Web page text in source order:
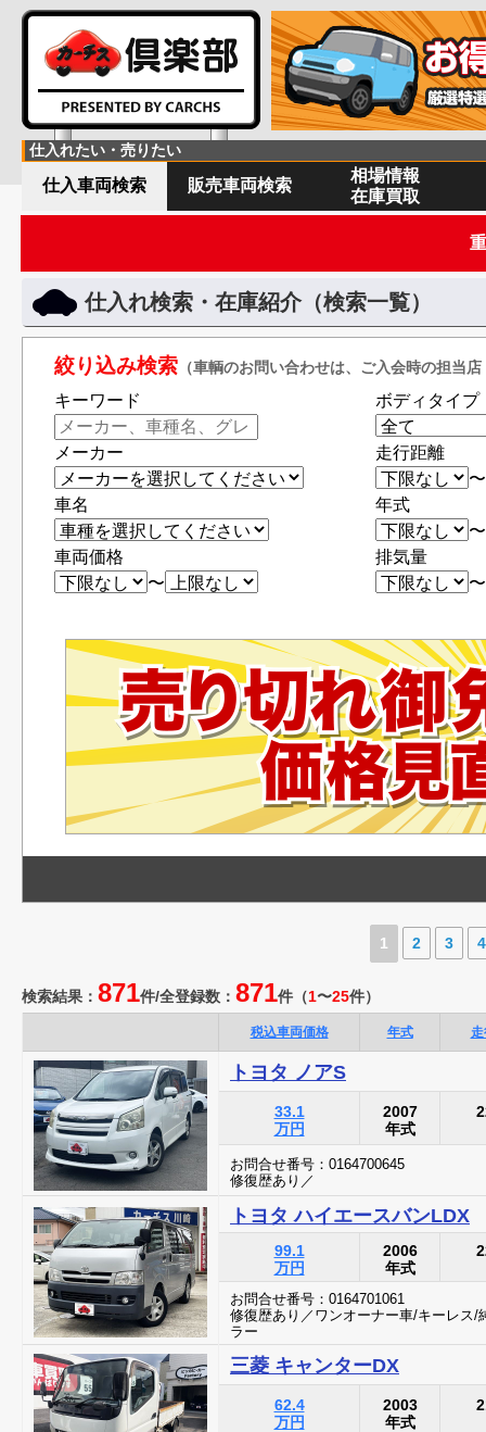
仕入れたい・売りたい
仕入車両検索 販売車両検索
相場情報
在庫買取
仕入れ検索・在庫紹介（検索一覧）
絞り込み検索（車輌のお問い合わせは、ご入会時の担当
キーワード
メーカー
車名
車両価格
〜
ボディタイプ
走行距離
〜
年式
〜
排気量
〜
1 2 3 4
検索結果： 871件/全登録数： 871件 （1〜25件）
税込車両価格 年式
トヨタ ノアS
33.1
万円
2007
年式
お問合せ番号：0164700645
修復歴あり／
トヨタ ハイエースバンLDX
99.1
万円
2006
年式
お問合せ番号：0164701061
修復歴あり／ワンオーナー車/キーレス
ラー
三菱 キャンターDX
62.4
万円
2003
年式